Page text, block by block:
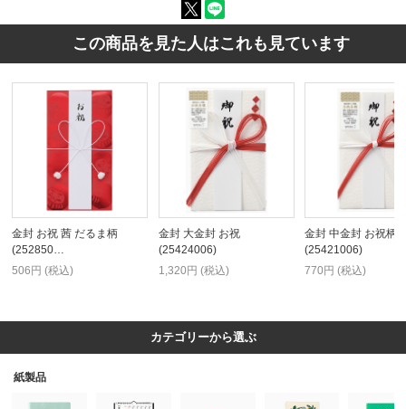
この商品を見た人はこれも見ています
金封 お祝 茜 だるま柄
(252850…
506円 (税込)
金封 大金封 お祝
(25424006)
1,320円 (税込)
金封 中金封 お祝柄
(25421006)
770円 (税込)
カテゴリーから選ぶ
紙製品